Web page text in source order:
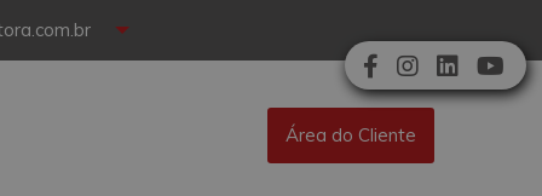
Área do Cliente